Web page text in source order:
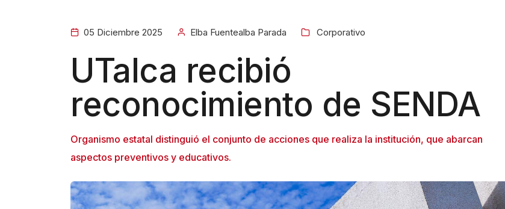
05 Diciembre 2025 Elba Fuentealba Parada Corporativo
UTalca recibió
reconocimiento de SENDA
Organismo estatal distinguió el conjunto de acciones que realiza la institución, que abarcan
aspectos preventivos y educativos.